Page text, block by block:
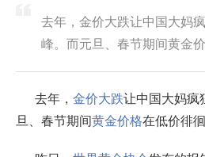
去年，金价大跌让中国大妈
峰。而元旦、春节期间黄金
去年， 金价大跌让中国大妈疯
旦、春节期间黄金价格在低价徘